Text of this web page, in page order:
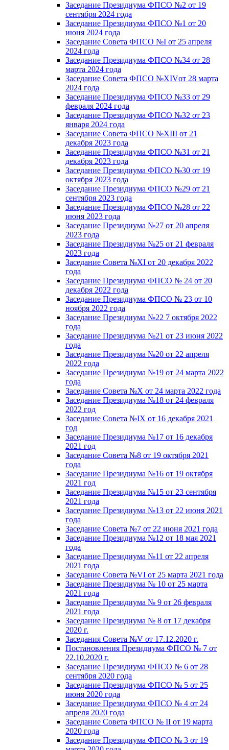
Заседание Президиума ФПСО №2 от 19
сентября 2024 года
Заседание Президиума ФПСО №1 от 20
июня 2024 года
Заседание Совета ФПСО №I от 25 апреля
2024 года
Заседание Президиума ФПСО №34 от 28
марта 2024 года
Заседание Совета ФПСО №XIVот 28 марта
2024 года
Заседание Президиума ФПСО №33 от 29
февраля 2024 года
Заседание Президиума ФПСО №32 от 23
января 2024 года
Заседание Совета ФПСО №XIII от 21
декабря 2023 года
Заседание Президиума ФПСО №31 от 21
декабря 2023 года
Заседание Президиума ФПСО №30 от 19
октября 2023 года
Заседание Президиума ФПСО №29 от 21
сентября 2023 года
Заседание Президиума ФПСО №28 от 22
июня 2023 года
Заседание Президиума №27 от 20 апреля
2023 года
Заседание Президиума №25 от 21 февраля
2023 года
Заседание Совета №XI от 20 декабря 2022
года
Заседание Президиума ФПСО № 24 от 20
декабря 2022 года
Заседание Президиума ФПСО № 23 от 10
ноября 2022 года
Заседание Президиума №22 7 октября 2022
года
Заседание Президиума №21 от 23 июня 2022
года
Заседание Президиума №20 от 22 апреля
2022 года
Заседание Президиума №19 от 24 марта 2022
года
Заседание Совета №X от 24 марта 2022 года
Заседание Президиума №18 от 24 февраля
2022 год
Заседание Совета №IX от 16 декабря 2021
год
Заседание Президиума №17 от 16 декабря
2021 год
Заседание Совета №8 от 19 октября 2021
года
Заседание Президиума №16 от 19 октября
2021 год
Заседание Президиума №15 от 23 сентября
2021 года
Заседание Президиума №13 от 22 июня 2021
года
Заседание Совета №7 от 22 июня 2021 года
Заседание Президиума №12 от 18 мая 2021
года
Заседание Президиума №11 от 22 апреля
2021 года
Заседание Совета №VI от 25 марта 2021 года
Заседание Президиума № 10 от 25 марта
2021 года
Заседание Президиума № 9 от 26 февраля
2021 года
Заседание Президиума № 8 от 17 декабря
2020 г.
Заседания Совета №V от 17.12.2020 г.
Постановления Президиума ФПСО № 7 от
22.10.2020 г.
Заседание Президиума ФПСО № 6 от 28
сентября 2020 года
Заседание Президиума ФПСО № 5 от 25
июня 2020 года
Заседание Президиума ФПСО № 4 от 24
апреля 2020 года
Заседание Совета ФПСО № II от 19 марта
2020 года
Заседание Президиума ФПСО № 3 от 19